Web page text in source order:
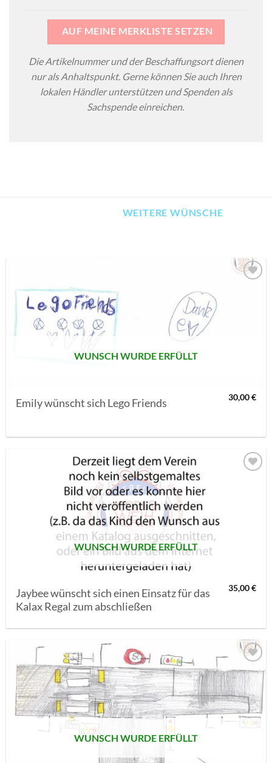
AUF MEINE MERKLISTE SETZEN
Die Artikelnummer und der Beschaffungsort dienen
nur als Anhaltspunkt. Gerne können Sie auch Ihren
lokalen Händler unterstützen und Spenden als
Sachspende einreichen.
WEITERE WÜNSCHE
MERKLISTE
SETZEN
WUNSCH WURDE ERFÜLLT
Emily wünscht sich Lego Friends 30,00€
WUNSCH WURDE ERFÜLLT
Jaybee wünscht sich einen Einsatz für das
Kalax Regal zum abschließen
35,00€
AUF MEINE
MERKLISTE
SETZEN
WUNSCH WURDE ERFÜLLT